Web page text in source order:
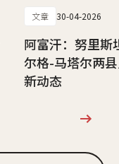
文章 30-04-2026
阿富汗：努里斯
尔格-马塔尔两
新动态